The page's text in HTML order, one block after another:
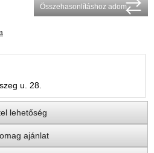
Összehasonlításhoz adom
u. 28.
lehetőség
ajánlat